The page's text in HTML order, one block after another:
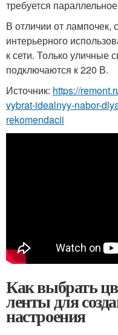
требуется
В отличии от лампочек,
интерьерного
к сети. Только уличные
подключаются к 220 В.
Источник: https://
vybrat-idealnyy-nabor-
rekomendacii
Как выбрать
ленты для
настроения